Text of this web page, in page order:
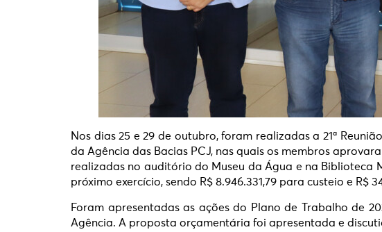
Nos dias 25 e 29 de outubro, foram realizadas a 21ª
da Agência das Bacias PCJ, nas quais os membros
realizadas no auditório do Museu da Água e na Biblioteca
próximo exercício, sendo R$ 8.946.331,79 para custeio e R$
Foram apresentadas as ações do Plano de Trabalho de
Agência. A proposta orçamentária foi apresentada e